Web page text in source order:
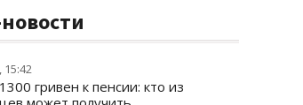
гривен к пенсии: кто из